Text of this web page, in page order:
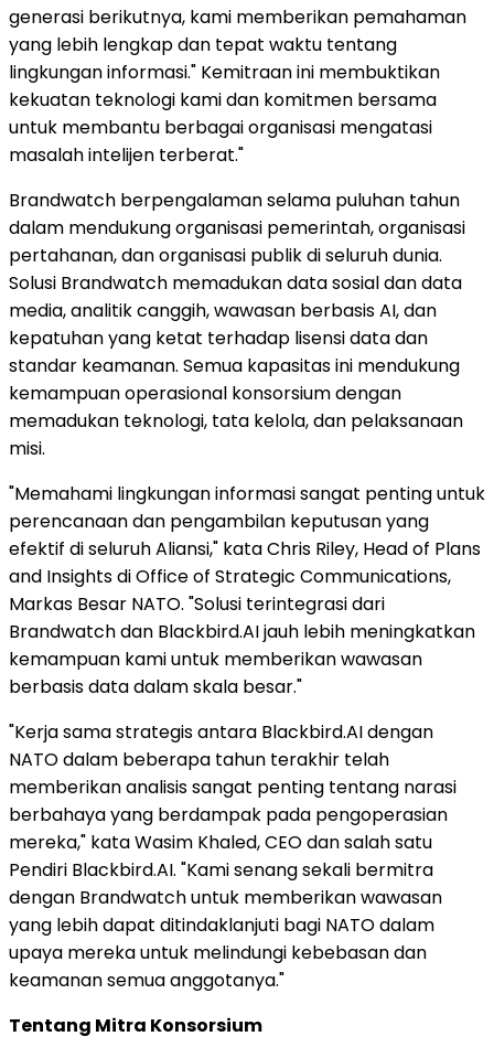
generasi berikutnya, kami memberikan pemahaman
yang lebih lengkap dan tepat waktu tentang
lingkungan informasi." Kemitraan ini membuktikan
kekuatan teknologi kami dan komitmen bersama
untuk membantu berbagai organisasi mengatasi
masalah intelijen terberat."
Brandwatch berpengalaman selama puluhan tahun
dalam mendukung organisasi pemerintah, organisasi
pertahanan, dan organisasi publik di seluruh dunia.
Solusi Brandwatch memadukan data sosial dan data
media, analitik canggih, wawasan berbasis AI, dan
kepatuhan yang ketat terhadap lisensi data dan
standar keamanan. Semua kapasitas ini mendukung
kemampuan operasional konsorsium dengan
memadukan teknologi, tata kelola, dan pelaksanaan
misi.
"Memahami lingkungan informasi sangat penting untuk
perencanaan dan pengambilan keputusan yang
efektif di seluruh Aliansi," kata Chris Riley, Head of Plans
and Insights di Office of Strategic Communications,
Markas Besar NATO. "Solusi terintegrasi dari
Brandwatch dan Blackbird.AI jauh lebih meningkatkan
kemampuan kami untuk memberikan wawasan
berbasis data dalam skala besar."
"Kerja sama strategis antara Blackbird.AI dengan
NATO dalam beberapa tahun terakhir telah
memberikan analisis sangat penting tentang narasi
berbahaya yang berdampak pada pengoperasian
mereka," kata Wasim Khaled, CEO dan salah satu
Pendiri Blackbird.AI. "Kami senang sekali bermitra
dengan Brandwatch untuk memberikan wawasan
yang lebih dapat ditindaklanjuti bagi NATO dalam
upaya mereka untuk melindungi kebebasan dan
keamanan semua anggotanya."
Tentang Mitra Konsorsium